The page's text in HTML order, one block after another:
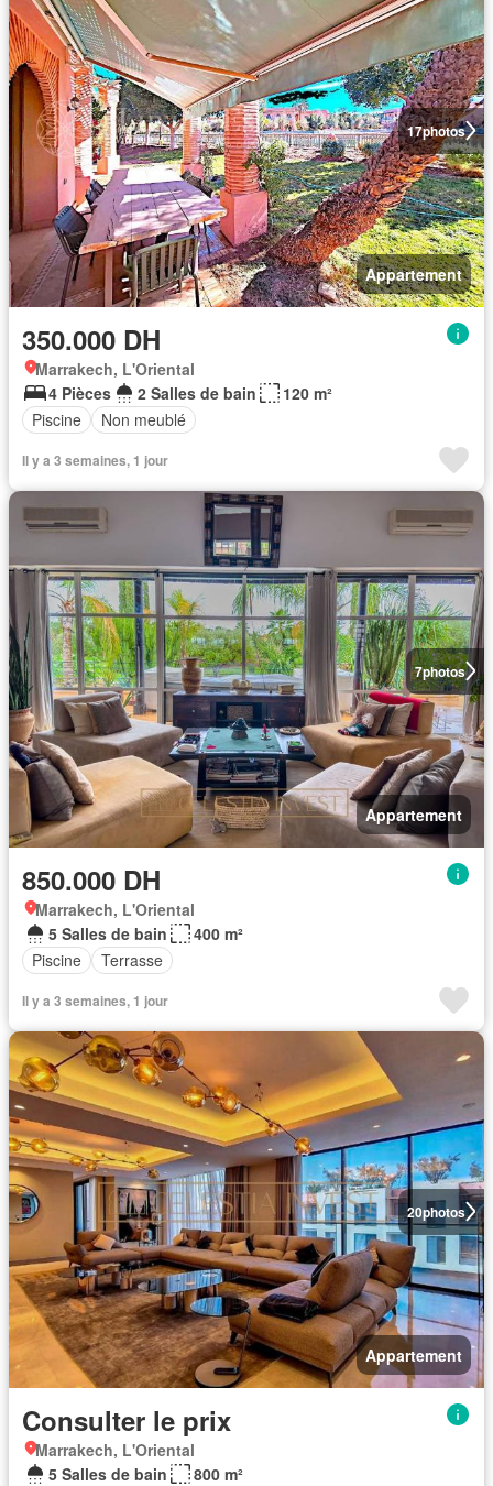
17photos
Appartement
350.000 DH
Marrakech, L'Oriental
4 Pièces
2 Salles de bain
120 m²
Piscine
Non meublé
Il y a 3 semaines, 1 jour
7photos
Appartement
850.000 DH
Marrakech, L'Oriental
5 Salles de bain
400 m²
Piscine
Terrasse
Il y a 3 semaines, 1 jour
20photos
Appartement
Consulter le prix
Marrakech, L'Oriental
5 Salles de bain
800 m²